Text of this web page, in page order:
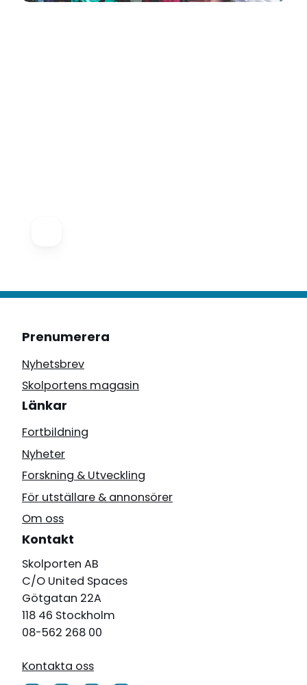
Prenumerera
Nyhetsbrev
Skolportens magasin
Länkar
Fortbildning
Nyheter
Forskning & Utveckling
För utställare & annonsörer
Om oss
Kontakt
Skolporten AB
C/O United Spaces
Götgatan 22A
118 46 Stockholm
08-562 268 00
Kontakta oss